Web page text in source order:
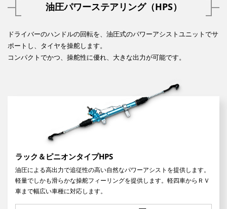
油圧パワーステアリング（HPS）
ドライバーのハンドルの回転を、油圧式のパワーアシストユニットでサ
ポートし、タイヤを操舵します。
コンパクトでかつ、操舵性に優れ、大きな出力が可能です。
ラック＆ピニオンタイプHPS
油圧による高出力で追従性の高い自然なパワーアシストを提供します。
軽量でしかも滑らかな操舵フィーリングを提供します。軽四車からＲＶ
車まで幅広い車種に対応します。